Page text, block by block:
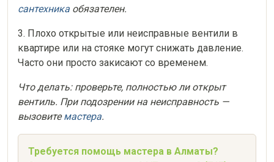
сантехника обязателен.
3. Плохо открытые или неисправные вентили в
квартире или на стояке могут снижать давление.
Часто они просто закисают со временем.
Что делать: проверьте, полностью ли открыт
вентиль. При подозрении на неисправность —
вызовитемастера.
Требуется помощь мастера в Алматы?